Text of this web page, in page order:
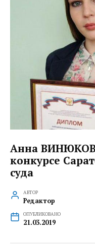
Анна
конкурсе
суда
АВТОР
Редактор
ОПУБЛИКОВАНО
21.03.2019